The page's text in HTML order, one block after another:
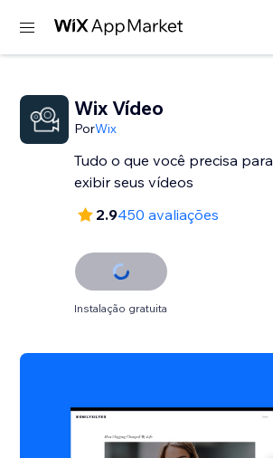
Wix Vídeo
PorWix
Tudo o que você precisa para
exibir seus vídeos
2.9450 avaliações
Instalação gratuita